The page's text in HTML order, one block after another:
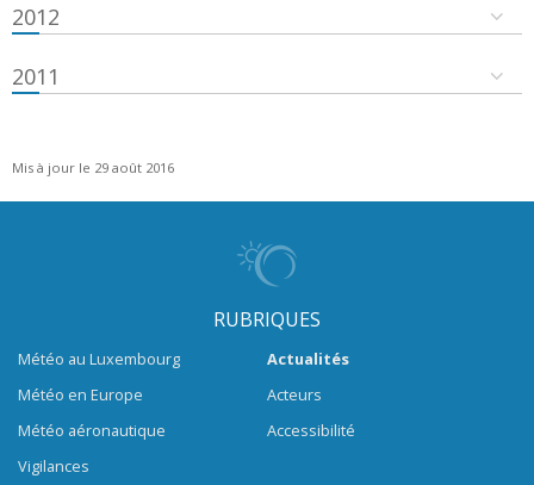
2012
2011
Mis à jour le 29 août 2016
RUBRIQUES
Météo au Luxembourg
Météo en Europe
Météo aéronautique
Vigilances
Actualités
Acteurs
Accessibilité